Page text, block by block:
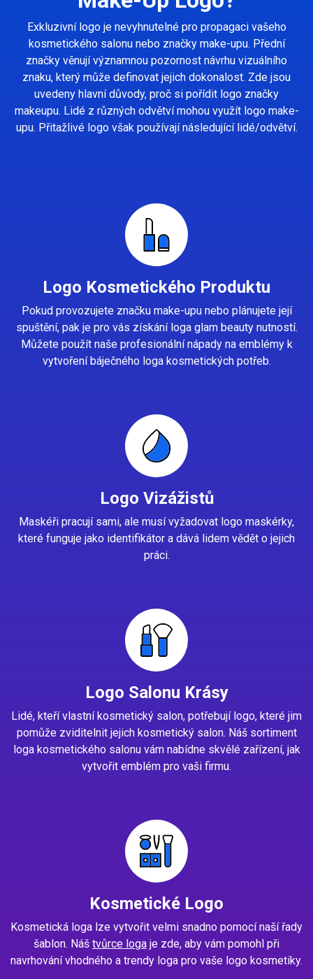
Exkluzivní logo je nevyhnutelné pro propagaci vašeho
kosmetického salonu nebo značky make-upu. Přední
značky věnují významnou pozornost návrhu vizuálního
znaku, který může definovat jejich dokonalost. Zde jsou
uvedeny hlavní důvody, proč si pořídit logo značky
makeupu. Lidé z různých odvětví mohou využít logo make-
upu. Přitažlivé logo však používají následující lidé/odvětví.
Logo Kosmetického Produktu
Pokud provozujete značku make-upu nebo plánujete její
spuštění, pak je pro vás získání loga glam beauty nutností.
Můžete použít naše profesionální nápady na emblémy k
vytvoření báječného loga kosmetických potřeb.
Logo Vizážistů
Maskéři pracují sami, ale musí vyžadovat logo maskérky,
které funguje jako identifikátor a dává lidem vědět o jejich
práci.
Logo Salonu Krásy
Lidé, kteří vlastní kosmetický salon, potřebují logo, které jim
pomůže zviditelnit jejich kosmetický salon. Náš sortiment
loga kosmetického salonu vám nabídne skvělé zařízení, jak
vytvořit emblém pro vaši firmu.
Kosmetické Logo
Kosmetická loga lze vytvořit velmi snadno pomocí naší řady
šablon. Náš tvůrce loga je zde, aby vám pomohl při
navrhování vhodného a trendy loga pro vaše logo kosmetiky.